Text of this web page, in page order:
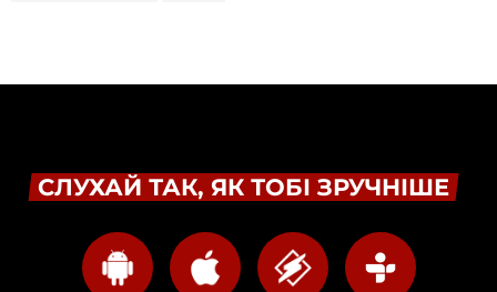
СЛУХАЙ ТАК, ЯК ТОБІ ЗРУЧНІШЕ